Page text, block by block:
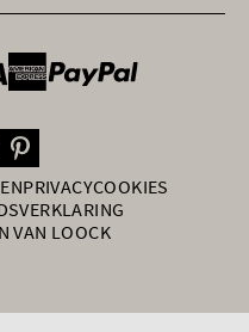
PRIVACYCOOKIES
VAN LOOCK